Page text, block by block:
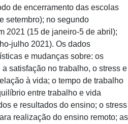
de encerramento das escolas
setembro); no segundo
2021 (15 de janeiro-5 de abril);
julho 2021). Os dados
e mudanças sobre: os
satisfação no trabalho, o stress e
à vida; o tempo de trabalho
entre trabalho e vida
e resultados do ensino; o stress
realização do ensino remoto; as